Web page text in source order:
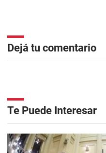
Dejá tu comentario
Te Puede Interesar